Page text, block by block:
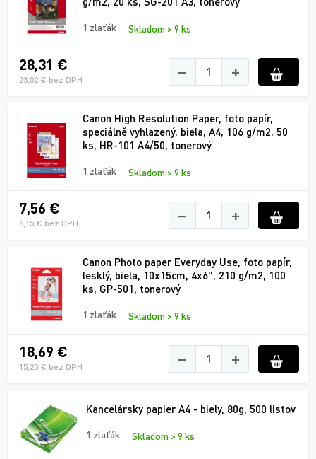
1 zlaťák Skladom > 9 ks
28,31 €
23,02 € bez DPH − +
Canon High Resolution Paper, foto papír,
speciálně vyhlazený, biela, A4, 106 g/m2, 50
ks, HR-101 A4/50, tonerový
1 zlaťák Skladom > 9 ks
7,56 €
6,15 € bez DPH − +
Canon Photo paper Everyday Use, foto papír,
lesklý, biela, 10x15cm, 4x6", 210 g/m2, 100
ks, GP-501, tonerový
1 zlaťák Skladom > 9 ks
18,69 €
15,20 € bez DPH − +
Kancelársky papier A4 - biely, 80g, 500 listov
1 zlaťák Skladom > 9 ks